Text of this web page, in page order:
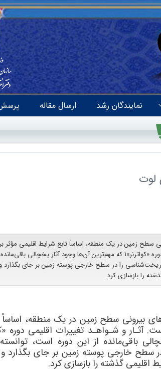
نمایندگان رشد ارسال مقاله
لوت
سطح زمین در یک منطقه، اساساً تابع شرایط اقلیمی مؤثر
است. آثار و شـواهد تغییرات اقلیمی دوره «کواترنر»۱ که مهم‌ترین آن‌ها وجود آثار
را در سطح خارجی پوسته زمین بر جای بگذارد و
را بازسازی کرد.
بیرونی سطح زمین در یک منطقه، اساساً
آثـار و شـواهـد تغییرات اقلیمی دوره
باقی‌مانده از این دوره است،
سطح خارجی پوسته زمین بر جای بگذارد و
اقلیمی گذشته را بازسازی کرد.